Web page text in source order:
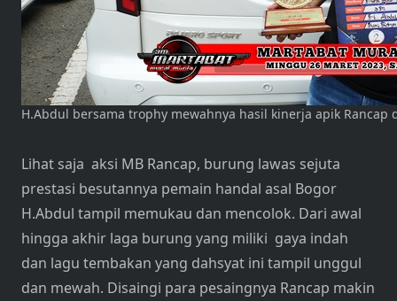
H.Abdul bersama trophy mewahnya hasil kinerja apik Rancap
Lihat saja aksi MB Rancap, burung lawas sejuta
prestasi besutannya pemain handal asal Bogor
H.Abdul tampil memukau dan mencolok. Dari awal
hingga akhir laga burung yang miliki gaya indah
dan lagu tembakan yang dahsyat ini tampil unggul
dan mewah. Disaingi para pesaingnya Rancap makin